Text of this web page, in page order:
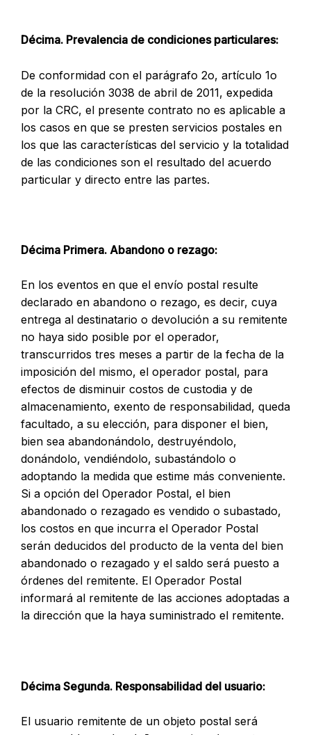
Décima. Prevalencia de condiciones particulares:
De conformidad con el parágrafo 2o, artículo 1o
de la resolución 3038 de abril de 2011, expedida
por la CRC, el presente contrato no es aplicable a
los casos en que se presten servicios postales en
los que las características del servicio y la totalidad
de las condiciones son el resultado del acuerdo
particular y directo entre las partes.
Décima Primera. Abandono o rezago:
En los eventos en que el envío postal resulte
declarado en abandono o rezago, es decir, cuya
entrega al destinatario o devolución a su remitente
no haya sido posible por el operador,
transcurridos tres meses a partir de la fecha de la
imposición del mismo, el operador postal, para
efectos de disminuir costos de custodia y de
almacenamiento, exento de responsabilidad, queda
facultado, a su elección, para disponer el bien,
bien sea abandonándolo, destruyéndolo,
donándolo, vendiéndolo, subastándolo o
adoptando la medida que estime más conveniente.
Si a opción del Operador Postal, el bien
abandonado o rezagado es vendido o subastado,
los costos en que incurra el Operador Postal
serán deducidos del producto de la venta del bien
abandonado o rezagado y el saldo será puesto a
órdenes del remitente. El Operador Postal
informará al remitente de las acciones adoptadas a
la dirección que la haya suministrado el remitente.
Décima Segunda. Responsabilidad del usuario:
El usuario remitente de un objeto postal será